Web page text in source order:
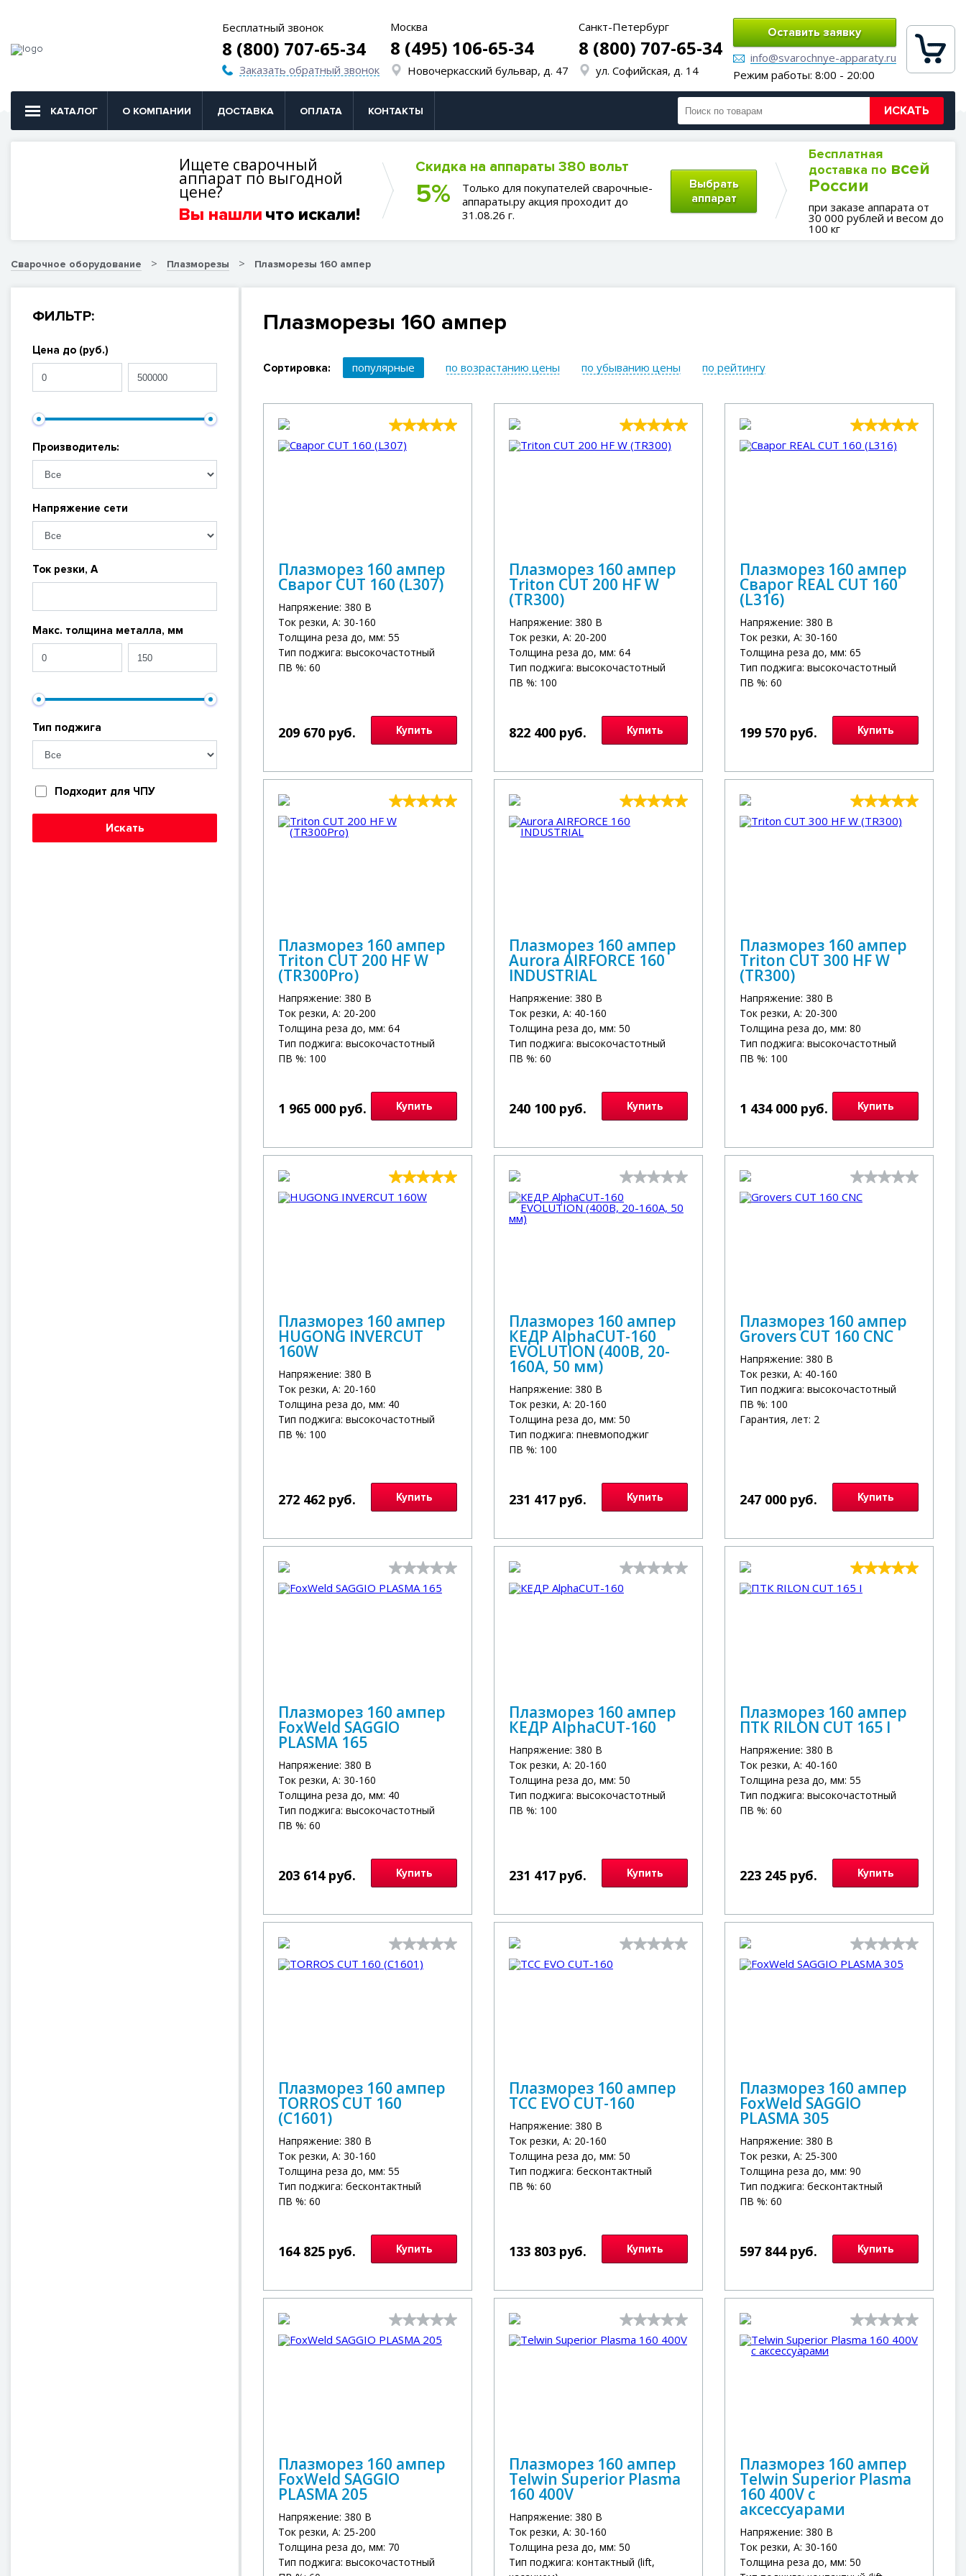
Бесплатный звонок
8 (800) 707-65-34
Заказать обратный звонок
Москва
8 (495) 106-65-34
Новочеркасский бульвар, д. 47
Санкт-Петербург
8 (800) 707-65-34
ул. Софийская, д. 14
Оставить заявку
info@svarochnye-apparaty.ru
Режим работы: 8:00 - 20:00
КАТАЛОГ О КОМПАНИИ ДОСТАВКА ОПЛАТА КОНТАКТЫ ИСКАТЬ
Ищете сварочный
аппарат по выгодной
цене?
Вы нашли что искали!
Скидка на аппараты 380 вольт
5%
Только для покупателей сварочные-
аппараты.ру акция проходит до
31.08.26 г.
Выбрать
аппарат
Бесплатная
доставка по всей
России
при заказе аппарата от
30 000 рублей и весом до
100 кг
Сварочное оборудование Плазморезы Плазморезы 160 ампер
ФИЛЬТР:
Цена до (руб.)
Производитель:
Напряжение сети
Ток резки, А
Макс. толщина металла, мм
Тип поджига
Подходит для ЧПУ
Искать
Плазморезы 160 ампер
Сортировка: популярные по возрастанию цены по убыванию цены по рейтингу
Плазморез 160 ампер
Сварог CUT 160 (L307)
Напряжение: 380 В
Ток резки, А: 30-160
Толщина реза до, мм: 55
Тип поджига: высокочастотный
ПВ %: 60
209 670 руб. Купить
Плазморез 160 ампер
Triton CUT 200 HF W
(TR300)
Напряжение: 380 В
Ток резки, А: 20-200
Толщина реза до, мм: 64
Тип поджига: высокочастотный
ПВ %: 100
822 400 руб. Купить
Плазморез 160 ампер
Сварог REAL CUT 160
(L316)
Напряжение: 380 В
Ток резки, А: 30-160
Толщина реза до, мм: 65
Тип поджига: высокочастотный
ПВ %: 60
199 570 руб. Купить
Плазморез 160 ампер
Triton CUT 200 HF W
(TR300Pro)
Напряжение: 380 В
Ток резки, А: 20-200
Толщина реза до, мм: 64
Тип поджига: высокочастотный
ПВ %: 100
1 965 000 руб. Купить
Плазморез 160 ампер
Aurora AIRFORCE 160
INDUSTRIAL
Напряжение: 380 В
Ток резки, А: 40-160
Толщина реза до, мм: 50
Тип поджига: высокочастотный
ПВ %: 60
240 100 руб. Купить
Плазморез 160 ампер
Triton CUT 300 HF W
(TR300)
Напряжение: 380 В
Ток резки, А: 20-300
Толщина реза до, мм: 80
Тип поджига: высокочастотный
ПВ %: 100
1 434 000 руб. Купить
Плазморез 160 ампер
HUGONG INVERCUT
160W
Напряжение: 380 В
Ток резки, А: 20-160
Толщина реза до, мм: 40
Тип поджига: высокочастотный
ПВ %: 100
272 462 руб. Купить
Плазморез 160 ампер
КЕДР AlphaCUT-160
EVOLUTION (400В, 20-
160А, 50 мм)
Напряжение: 380 В
Ток резки, А: 20-160
Толщина реза до, мм: 50
Тип поджига: пневмоподжиг
ПВ %: 100
231 417 руб. Купить
Плазморез 160 ампер
Grovers CUT 160 CNC
Напряжение: 380 В
Ток резки, А: 40-160
Тип поджига: высокочастотный
ПВ %: 100
Гарантия, лет: 2
247 000 руб. Купить
Плазморез 160 ампер
FoxWeld SAGGIO
PLASMA 165
Напряжение: 380 В
Ток резки, А: 30-160
Толщина реза до, мм: 40
Тип поджига: высокочастотный
ПВ %: 60
203 614 руб. Купить
Плазморез 160 ампер
КЕДР AlphaCUT-160
Напряжение: 380 В
Ток резки, А: 20-160
Толщина реза до, мм: 50
Тип поджига: высокочастотный
ПВ %: 100
231 417 руб. Купить
Плазморез 160 ампер
ПТК RILON CUT 165 I
Напряжение: 380 В
Ток резки, А: 40-160
Толщина реза до, мм: 55
Тип поджига: высокочастотный
ПВ %: 60
223 245 руб. Купить
Плазморез 160 ампер
TORROS CUT 160
(C1601)
Напряжение: 380 В
Ток резки, А: 30-160
Толщина реза до, мм: 55
Тип поджига: бесконтактный
ПВ %: 60
164 825 руб. Купить
Плазморез 160 ампер
ТСС EVO CUT-160
Напряжение: 380 В
Ток резки, А: 20-160
Толщина реза до, мм: 50
Тип поджига: бесконтактный
ПВ %: 60
133 803 руб. Купить
Плазморез 160 ампер
FoxWeld SAGGIO
PLASMA 305
Напряжение: 380 В
Ток резки, А: 25-300
Толщина реза до, мм: 90
Тип поджига: бесконтактный
ПВ %: 60
597 844 руб. Купить
Плазморез 160 ампер
FoxWeld SAGGIO
PLASMA 205
Напряжение: 380 В
Ток резки, А: 25-200
Толщина реза до, мм: 70
Тип поджига: высокочастотный
Плазморез 160 ампер
Telwin Superior Plasma
160 400V
Напряжение: 380 В
Ток резки, А: 30-160
Толщина реза до, мм: 50
Тип поджига: контактный (lift,
Плазморез 160 ампер
Telwin Superior Plasma
160 400V с
аксессуарами
Напряжение: 380 В
Ток резки, А: 30-160
Толщина реза до, мм: 50